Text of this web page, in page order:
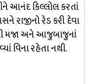
આનંદ કિલ્લોલ કરતાં
રાજીનો રેડ કરી દેવા
મજા અને આજુબાજુનાં
વિના રહેતા નથી.